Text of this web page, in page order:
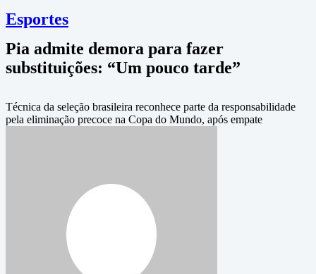
Esportes
Pia admite demora para fazer
substituições: “Um pouco tarde”
Técnica da seleção brasileira reconhece parte da responsabilidade
pela eliminação precoce na Copa do Mundo, após empate